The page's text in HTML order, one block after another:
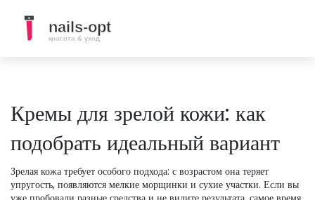
Кремы для зрелой кожи: как
подобрать идеальный вариант
Зрелая кожа требует особого подхода: с возрастом она теряет
упругость, появляются мелкие морщинки и сухие участки. Если вы